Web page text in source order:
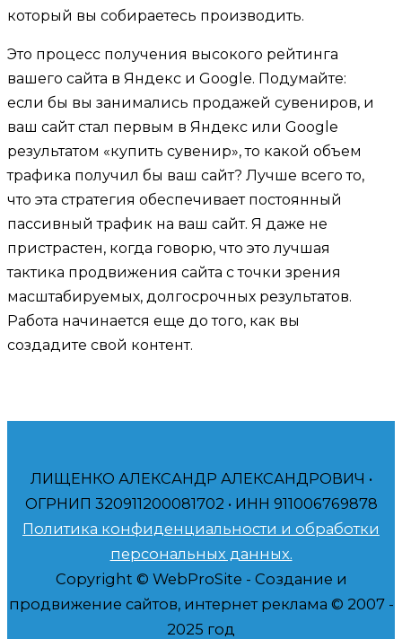
который вы собираетесь производить.
Это процесс получения высокого рейтинга
вашего сайта в Яндекс и Google. Подумайте:
если бы вы занимались продажей сувениров, и
ваш сайт стал первым в Яндекс или Google
результатом «купить сувенир», то какой объем
трафика получил бы ваш сайт? Лучше всего то,
что эта стратегия обеспечивает постоянный
пассивный трафик на ваш сайт. Я даже не
пристрастен, когда говорю, что это лучшая
тактика продвижения сайта с точки зрения
масштабируемых, долгосрочных результатов.
Работа начинается еще до того, как вы
создадите свой контент.
ЛИЩЕНКО АЛЕКСАНДР АЛЕКСАНДРОВИЧ •
ОГРНИП 320911200081702 • ИНН 911006769878
Политика конфиденциальности и обработки
персональных данных.
Copyright © WebProSite - Создание и
продвижение сайтов, интернет реклама © 2007 -
2025 год